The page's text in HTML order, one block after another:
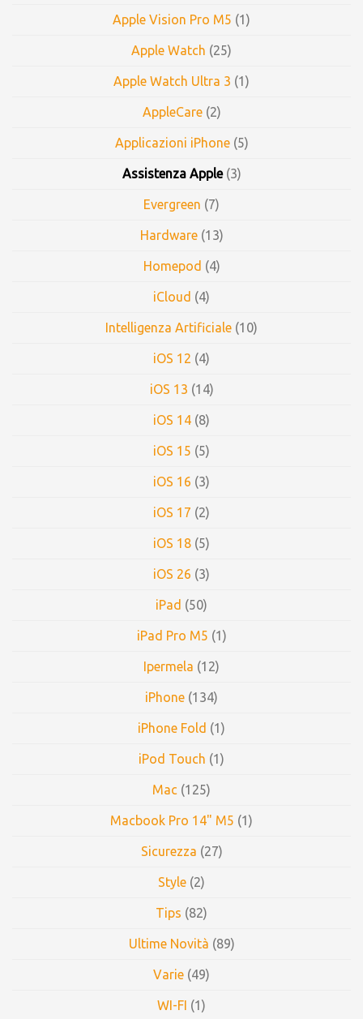
Apple Vision Pro M5 (1)
Apple Watch (25)
Apple Watch Ultra 3 (1)
AppleCare(2)
Applicazioni iPhone(5)
Assistenza Apple(3)
Evergreen (7)
Hardware(13)
Homepod (4)
iCloud (4)
Intelligenza Artificiale (10)
iOS 12 (4)
iOS 13 (14)
iOS 14 (8)
iOS 15 (5)
iOS 16 (3)
iOS 17 (2)
iOS 18 (5)
iOS 26 (3)
iPad (50)
iPad Pro M5 (1)
Ipermela (12)
iPhone (134)
iPhone Fold (1)
iPod Touch (1)
Mac (125)
Macbook Pro 14" M5 (1)
Sicurezza (27)
Style (2)
Tips (82)
Ultime Novità (89)
Varie (49)
WI-FI (1)